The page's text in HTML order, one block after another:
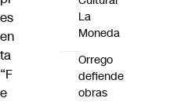
es
en
ta
“F
e
La
Moneda
Orrego
defiende
obras